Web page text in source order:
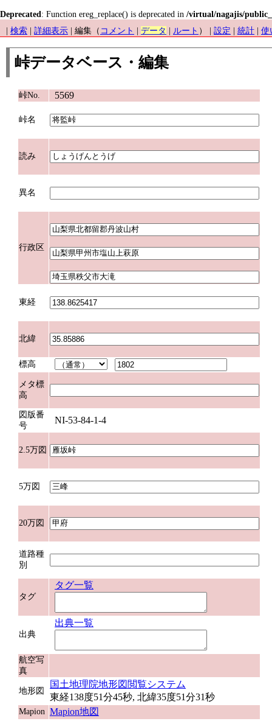
Deprecated: Function ereg_replace() is deprecated in /virtual/nagajis/
検索 詳細表示 | 編集（ コメント データ ルート ） | 設定 統計 使
峠データベース・編集
峠No. 5569
峠名
読み
異名
行政区
東経
北緯
標高
メタ標
高
図版番
号
NI-53-84-1-4
2.5万図
5万図
20万図
道路種
別
タグ
タグ一覧
出典
出典一覧
航空写
真
地形図
国土地理院地形図閲覧システム
東経138度51分45秒, 北緯35度51分31秒
Mapion Mapion地図